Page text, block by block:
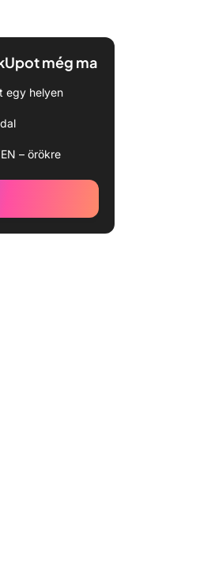
még ma
egy helyen
– örökre